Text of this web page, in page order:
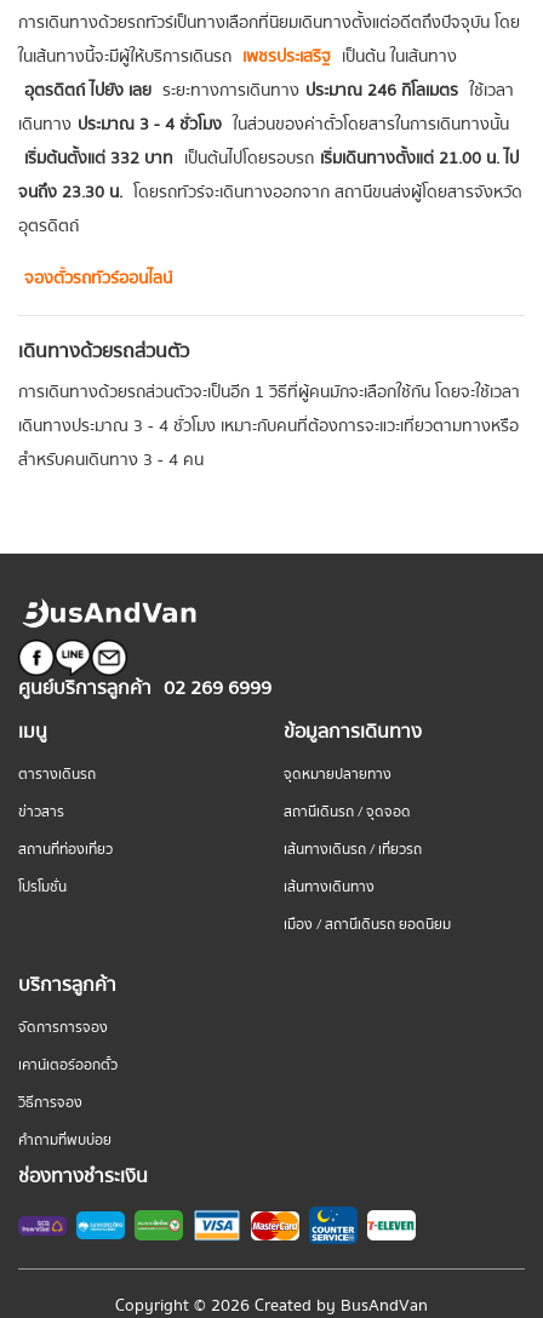
การเดินทางด้วยรถทัวร์เป็นทางเลือกที่นิยมเดินทางตั้งแต่อดีตถึงปัจจุบัน โดย
ในเส้นทางนี้จะมีผู้ให้บริการเดินรถ เพชรประเสริฐ เป็นต้น ในเส้นทาง
อุตรดิตถ์ ไปยัง เลย ระยะทางการเดินทาง ประมาณ 246 กิโลเมตร ใช้เวลา
เดินทาง ประมาณ 3 - 4 ชั่วโมง ในส่วนของค่าตั๋วโดยสารในการเดินทางนั้น
เริ่มต้นตั้งแต่ 332 บาท เป็นต้นไป โดยรอบรถ เริ่มเดินทางตั้งแต่ 21.00 น. ไป
จนถึง 23.30 น. โดยรถทัวร์จะเดินทางออกจาก สถานีขนส่งผู้โดยสารจังหวัด
อุตรดิตถ์
จองตั๋วรถทัวร์ออนไลน์
เดินทางด้วยรถส่วนตัว
การเดินทางด้วยรถส่วนตัวจะเป็นอีก 1 วิธีที่ผู้คนมักจะเลือกใช้กัน โดยจะใช้เวลา
เดินทางประมาณ 3 - 4 ชั่วโมง เหมาะกับคนที่ต้องการจะแวะเที่ยวตามทางหรือ
สำหรับคนเดินทาง 3 - 4 คน
ศูนย์บริการลูกค้า 02 269 6999
เมนู
ตารางเดินรถ
ข่าวสาร
สถานที่ท่องเที่ยว
โปรโมชั่น
ข้อมูลการเดินทาง
จุดหมายปลายทาง
สถานีเดินรถ / จุดจอด
เส้นทางเดินรถ / เที่ยวรถ
เส้นทางเดินทาง
เมือง / สถานีเดินรถ ยอดนิยม
บริการลูกค้า
จัดการการจอง
เคาน์เตอร์ออกตั๋ว
วิธีการจอง
คำถามที่พบบ่อย
ช่องทางชำระเงิน
Copyright © 2026 Created by BusAndVan